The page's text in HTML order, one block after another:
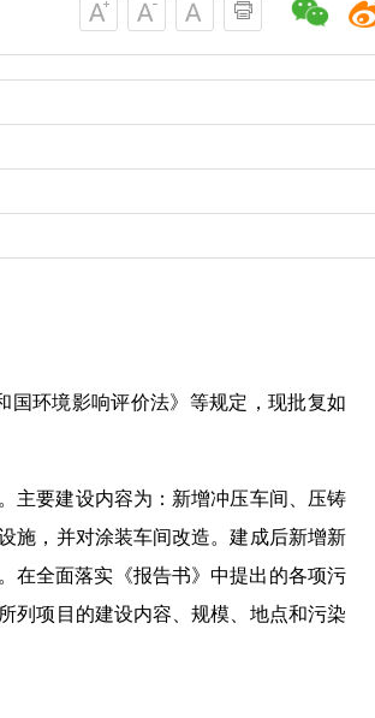
国环境影响评价法》等规定，现批复如
主要建设内容为：新增冲压车间、压铸
施，并对涂装车间改造。建成后新增新
在全面落实《报告书》中提出的各项污
列项目的建设内容、规模、地点和污染